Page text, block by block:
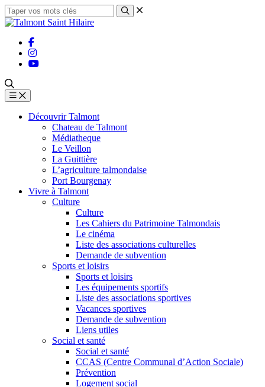
Découvrir Talmont
Chateau de Talmont
Médiatheque
Le Veillon
La Guittière
L’agriculture talmondaise
Port Bourgenay
Vivre à Talmont
Culture
Culture
Les Cahiers du Patrimoine Talmondais
Le cinéma
Liste des associations culturelles
Demande de subvention
Sports et loisirs
Sports et loisirs
Les équipements sportifs
Liste des associations sportives
Vacances sportives
Demande de subvention
Liens utiles
Social et santé
Social et santé
CCAS (Centre Communal d’Action Sociale)
Prévention
Logement social